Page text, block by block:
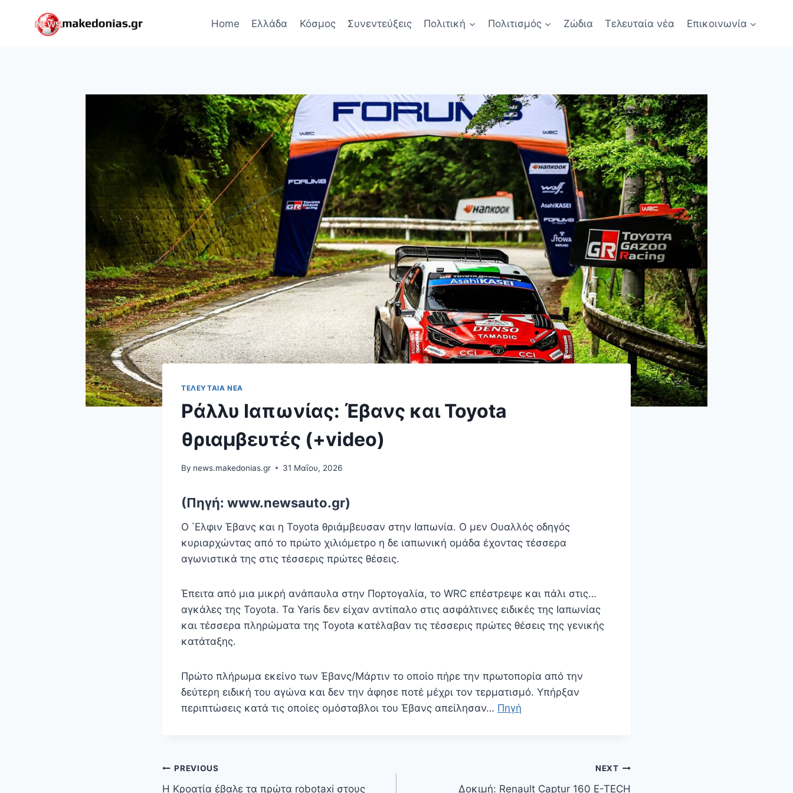
Home Ελλάδα Κόσμος Συνεντεύξεις Πολιτική Πολιτισμός Ζώδια Τελευταία νέα Επικοινωνία
ΤΕΛΕΥΤΑΊΑ ΝΈΑ
Ράλλυ Ιαπωνίας: Έβανς και Toyota
θριαμβευτές (+video)
By news.makedonias.gr 31 Μαΐου, 2026
(Πηγή: www.newsauto.gr)
Ο ΄Ελφιν Έβανς και η Toyota θριάμβευσαν στην Ιαπωνία. Ο μεν Ουαλλός οδηγός
κυριαρχώντας από το πρώτο χιλιόμετρο η δε ιαπωνική ομάδα έχοντας τέσσερα
αγωνιστικά της στις τέσσερις πρώτες θέσεις.
Έπειτα από μια μικρή ανάπαυλα στην Πορτογαλία, το WRC επέστρεψε και πάλι στις…
αγκάλες της Toyota. Τα Yaris δεν είχαν αντίπαλο στις ασφάλτινες ειδικές της Ιαπωνίας
και τέσσερα πληρώματα της Toyota κατέλαβαν τις τέσσερις πρώτες θέσεις της γενικής
κατάταξης.
Πρώτο πλήρωμα εκείνο των Έβανς/Μάρτιν το οποίο πήρε την πρωτοπορία από την
δεύτερη ειδική του αγώνα και δεν την άφησε ποτέ μέχρι τον τερματισμό. Υπήρξαν
περιπτώσεις κατά τις οποίες ομόσταβλοι του Έβανς απείλησαν… Πηγή
Πλοήγηση
άρθρων
PREVIOUS
Η Κροατία έβαλε τα πρώτα robotaxi στους
NEXT
Δοκιμή: Renault Captur 160 E-TECH